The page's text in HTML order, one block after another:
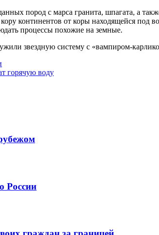
пород с марса гранита, шпагата, а
континентов от коры находящейся под
процессы похожие на земные.
звездную систему с «вампиром-
горячую воду
России